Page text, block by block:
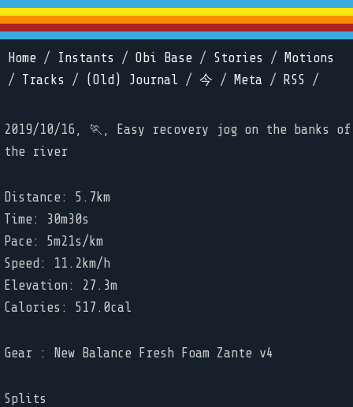
Home / Instants / Obi Base / Stories /
Motions
/ Tracks / (Old) Journal / 今 / Meta / RSS /
2019/10/16, 🏃, Easy recovery jog on the banks of
the river
Distance: 5.7km
Time: 30m30s
Pace: 5m21s/km
Speed: 11.2km/h
Elevation: 27.3m
Calories: 517.0cal
Gear : New Balance Fresh Foam Zante v4
Splits